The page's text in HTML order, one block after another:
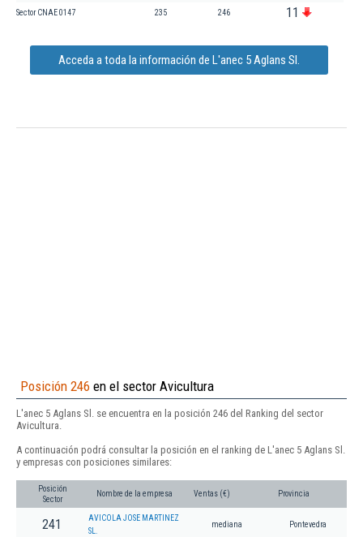
Sector CNAE 0147 235 246 11
Acceda a toda la información de L'anec 5 Aglans Sl.
Posición 246 en el sector Avicultura
L'anec 5 Aglans Sl. se encuentra en la posición 246 del Ranking del sector
Avicultura.
A continuación podrá consultar la posición en el ranking de L'anec 5 Aglans Sl.
y empresas con posiciones similares:
Posición
Sector
Nombre de la empresa Ventas (€) Provincia
241
AVICOLA JOSE MARTINEZ
SL.
mediana Pontevedra